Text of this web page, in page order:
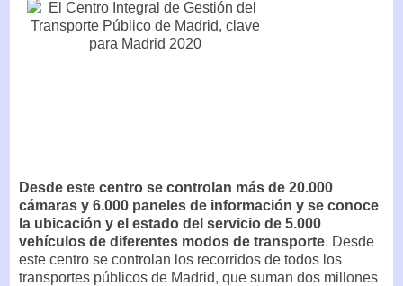
Desde este centro se controlan más de 20.000
cámaras y 6.000 paneles de información y se conoce
la ubicación y el estado del servicio de 5.000
vehículos de diferentes modos de transporte. Desde
este centro se controlan los recorridos de todos los
transportes públicos de Madrid, que suman dos millones